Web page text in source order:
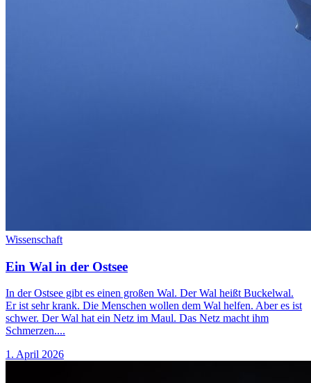
Wissenschaft
Ein Wal in der Ostsee
In der Ostsee gibt es einen großen Wal. Der Wal heißt Buckelwal.
Er ist sehr krank. Die Menschen wollen dem Wal helfen. Aber es ist
schwer. Der Wal hat ein Netz im Maul. Das Netz macht ihm
Schmerzen....
1. April 2026